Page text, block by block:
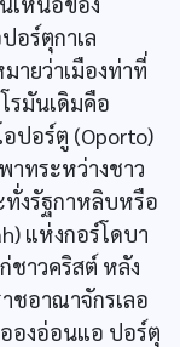
อร์ตุกาเล
ายว่าเมืองท่าที่
รมันเดิมคือ
อปอร์ตู (Oporto)
ทระหว่างชาว
งรัฐกาหลิบหรือ
แห่งกอร์โดบา
ชาวคริสต์ หลัง
ชอาณาจักรเลอ
องอ่อนแอ ปอร์ตุ